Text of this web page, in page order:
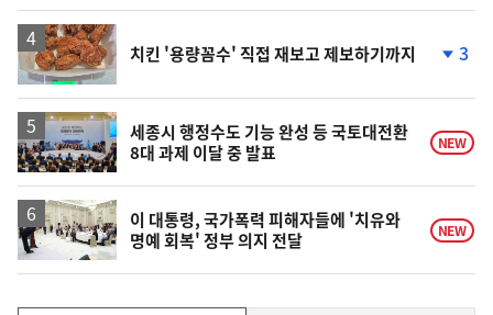
치킨 '용량꼼수' 직접 재보고 제보하기까지
계
락
3
세종시 행정수도 기능 완성 등 국토대전환
8대 과제 이달 중 발표
NEW
이 대통령, 국가폭력 피해자들에 '치유와
명예 회복' 정부 의지 전달
NEW